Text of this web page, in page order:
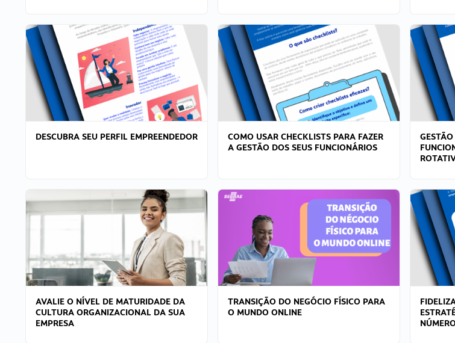
DESCUBRA SEU PERFIL EMPREENDEDOR
COMO USAR CHECKLISTS PARA FAZER
A GESTÃO DOS SEUS FUNCIONÁRIOS
AVALIE O NÍVEL DE MATURIDADE DA
CULTURA ORGANIZACIONAL DA SUA
EMPRESA
TRANSIÇÃO DO NEGÓCIO FÍSICO PARA
O MUNDO ONLINE